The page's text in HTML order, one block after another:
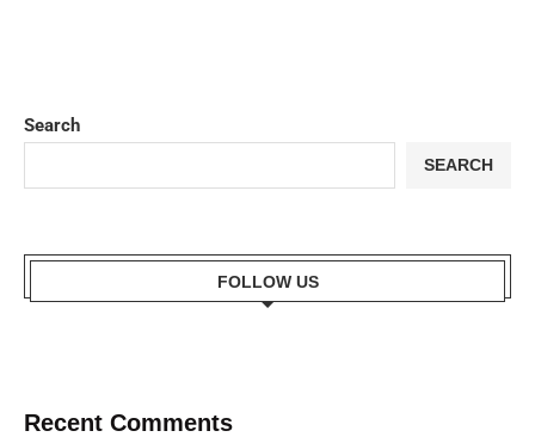
Search
SEARCH
FOLLOW US
Recent Comments